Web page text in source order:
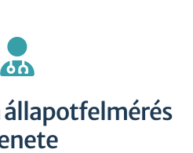
állapotfelmérés